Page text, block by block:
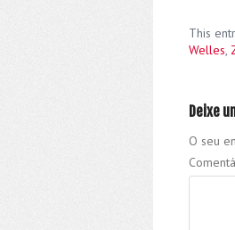
This
Welles,
Deixe
O seu